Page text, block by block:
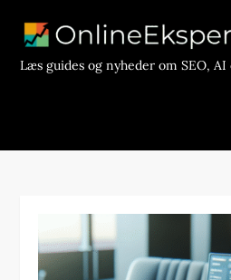
contentLæs guides og nyheder om SEO,